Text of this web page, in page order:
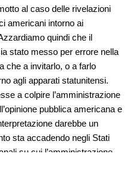
al caso delle rivelazioni
americani intorno ai
quindi che il
stato messo per errore nella
che a invitarlo, o a farlo
agli apparati statunitensi.
a colpire l’amministrazione
pubblica americana e
darebbe un
sta accadendo negli Stati
su cui l’amministrazione
cioè che si sia trattato di un